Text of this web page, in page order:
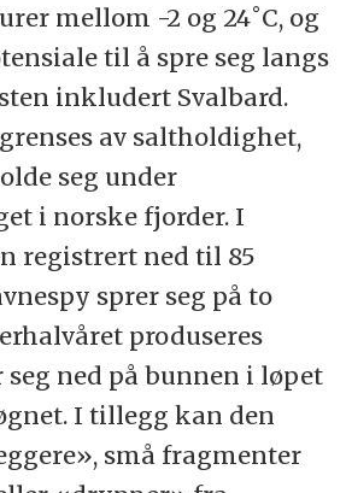
mellom -2 og 24˚C, og
til å spre seg langs
inkludert Svalbard.
av saltholdighet,
seg under
i norske fjorder. I
registrert ned til 85
sprer seg på to
produseres
seg ned på bunnen i løpet
I tillegg kan den
små fragmenter